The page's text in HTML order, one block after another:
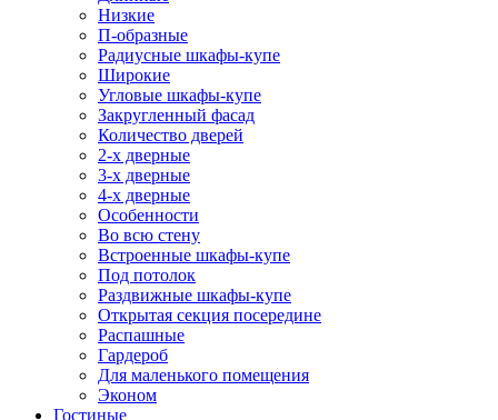
Низкие
П-образные
Радиусные шкафы-купе
Широкие
Угловые шкафы-купе
Закругленный фасад
Количество дверей
2-х дверные
3-х дверные
4-х дверные
Особенности
Во всю стену
Встроенные шкафы-купе
Под потолок
Раздвижные шкафы-купе
Открытая секция посередине
Распашные
Гардероб
Для маленького помещения
Эконом
Гостиные